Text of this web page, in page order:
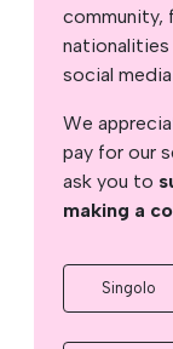
community,
nationalities
social
We
pay for our
ask you to
making a
Singolo